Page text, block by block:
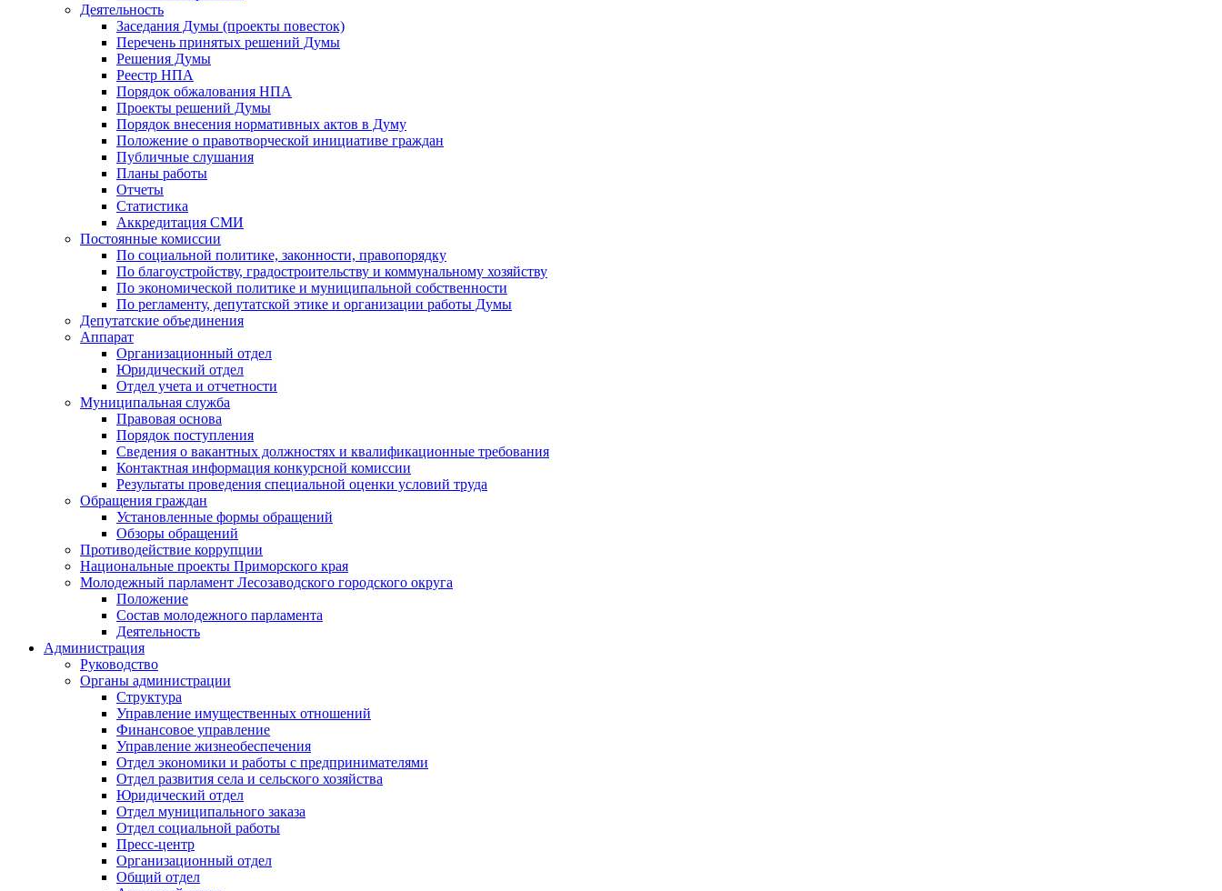
Деятельность
Заседания Думы (проекты повесток)
Перечень принятых решений Думы
Решения Думы
Реестр НПА
Порядок обжалования НПА
Проекты решений Думы
Порядок внесения нормативных актов в Думу
Положение о правотворческой инициативе граждан
Публичные слушания
Планы работы
Отчеты
Статистика
Аккредитация СМИ
Постоянные комиссии
По социальной политике, законности, правопорядку
По благоустройству, градостроительству и коммунальному хозяйству
По экономической политике и муниципальной собственности
По регламенту, депутатской этике и организации работы Думы
Депутатские объединения
Аппарат
Организационный отдел
Юридический отдел
Отдел учета и отчетности
Муниципальная служба
Правовая основа
Порядок поступления
Сведения о вакантных должностях и квалификационные требования
Контактная информация конкурсной комиссии
Результаты проведения специальной оценки условий труда
Обращения граждан
Установленные формы обращений
Обзоры обращений
Противодействие коррупции
Национальные проекты Приморского края
Молодежный парламент Лесозаводского городского округа
Положение
Состав молодежного парламента
Деятельность
Администрация
Руководство
Органы администрации
Структура
Управление имущественных отношений
Финансовое управление
Управление жизнеобеспечения
Отдел экономики и работы с предпринимателями
Отдел развития села и сельского хозяйства
Юридический отдел
Отдел муниципального заказа
Отдел социальной работы
Пресс-центр
Организационный отдел
Общий отдел